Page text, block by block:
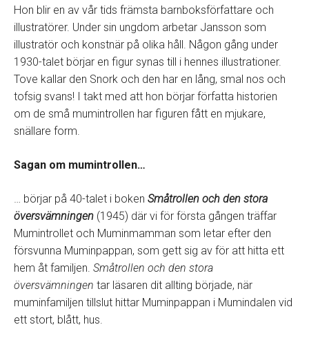
Hon blir en av vår tids främsta barnboksförfattare och
illustratörer. Under sin ungdom arbetar Jansson som
illustratör och konstnär på olika håll. Någon gång under
1930-talet börjar en figur synas till i hennes illustrationer.
Tove kallar den Snork och den har en lång, smal nos och
tofsig svans! I takt med att hon börjar författa historien
om de små mumintrollen har figuren fått en mjukare,
snällare form.
Sagan om mumintrollen…
… börjar på 40-talet i boken Småtrollen och den stora
översvämningen (1945) där vi för första gången träffar
Mumintrollet och Muminmamman som letar efter den
försvunna Muminpappan, som gett sig av för att hitta ett
hem åt familjen. Småtrollen och den stora
översvämningen tar läsaren dit allting började, när
muminfamiljen tillslut hittar Muminpappan i Mumindalen vid
ett stort, blått, hus.